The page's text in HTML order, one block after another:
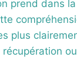
prend dans
plus